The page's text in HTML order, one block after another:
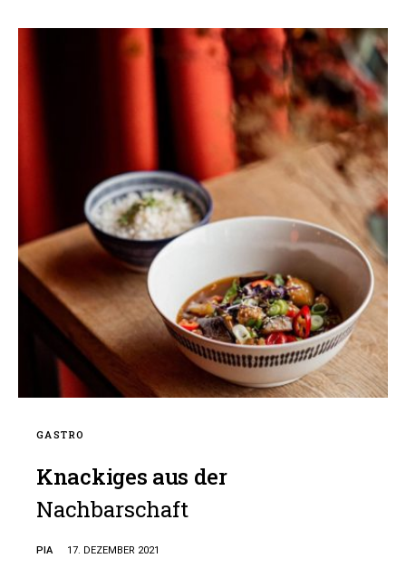
GASTRO
Knackiges aus der
Nachbarschaft
PIA 17. DEZEMBER 2021